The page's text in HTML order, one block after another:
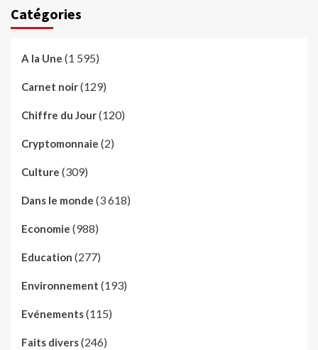
Catégories
A la Une (1 595)
Carnet noir(129)
Chiffre du Jour(120)
Cryptomonnaie (2)
Culture (309)
Dans le monde (3 618)
Economie (988)
Education (277)
Environnement (193)
Evénements(115)
Faits divers(246)